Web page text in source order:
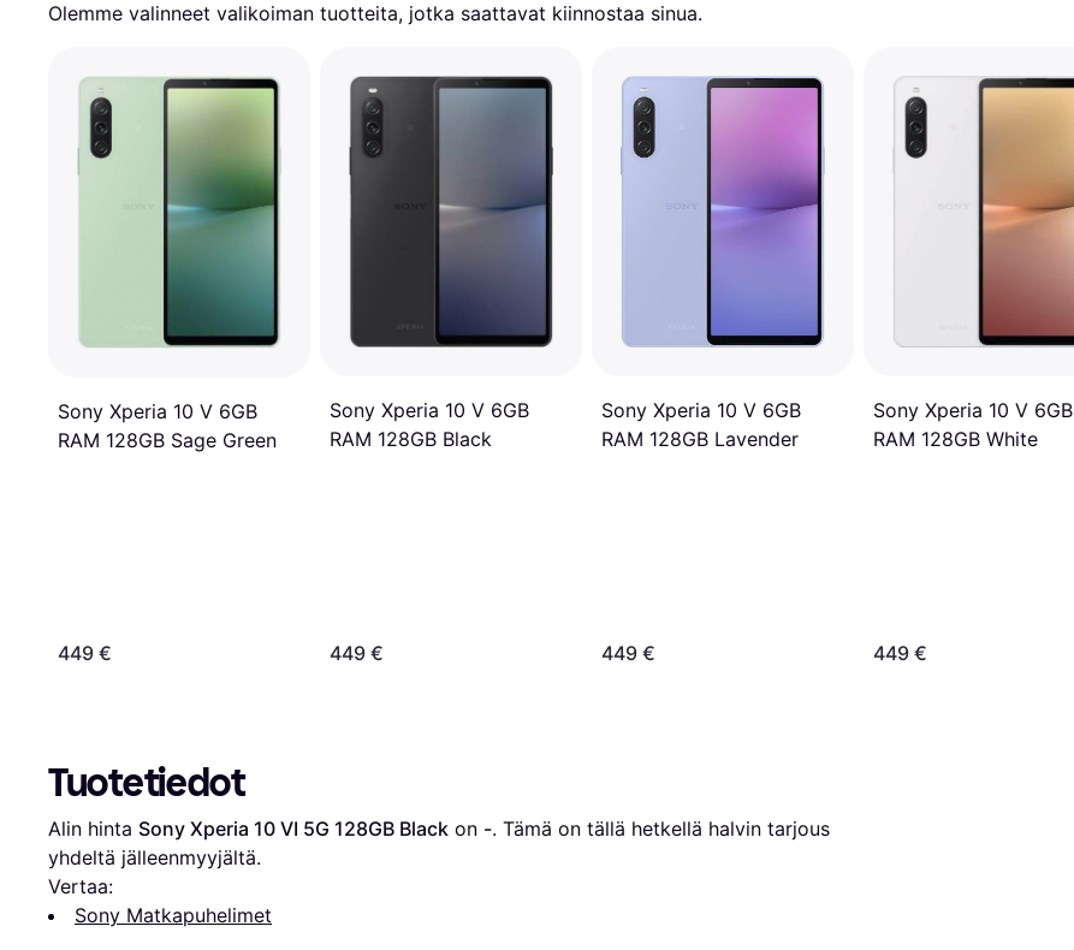
Olemme valinneet valikoiman tuotteita, jotka saattavat kiinnostaa sinua.
Sony Xperia 10 V 6GB
RAM 128GB Sage Green
449 €
Sony Xperia 10 V 6GB
RAM 128GB Black
449 €
Sony Xperia 10 V 6GB
RAM 128GB Lavender
449 €
Sony Xperia 10 V 6GB
RAM 128GB White
449 €
Tuotetiedot
Alin hinta Sony Xperia 10 VI 5G 128GB Black on -. Tämä on tällä hetkellä halvin tarjous
yhdeltä jälleenmyyjältä.
Vertaa:
Sony Matkapuhelimet